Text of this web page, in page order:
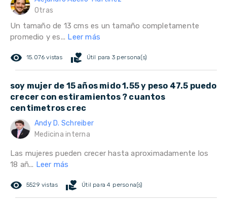
Otras
Un tamaño de 13 cms es un tamaño completamente
promedio y es... Leer más
remove_red_eye 15.076 vistas volunteer_activism Útil para 3 persona(s)
soy mujer de 15 años mido 1.55 y peso 47.5 puedo
crecer con estiramientos ? cuantos
centimetros crec
Andy D. Schreiber
Medicina interna
Las mujeres pueden crecer hasta aproximadamente los
18 añ... Leer más
remove_red_eye 5529 vistas volunteer_activism Útil para 4 persona(s)